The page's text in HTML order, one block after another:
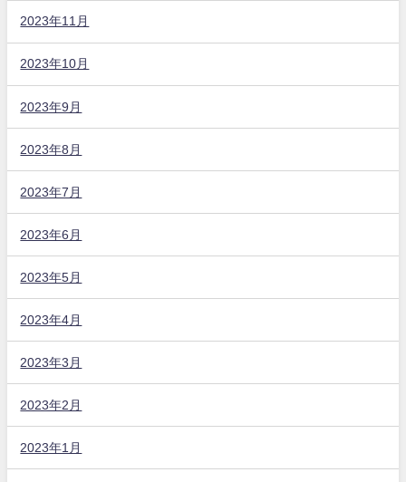
2023年11月
2023年10月
2023年9月
2023年8月
2023年7月
2023年6月
2023年5月
2023年4月
2023年3月
2023年2月
2023年1月